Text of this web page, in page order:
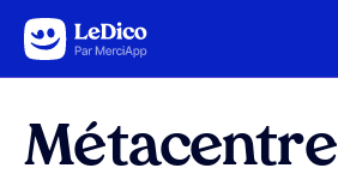
Aller au contenu
Métacentre